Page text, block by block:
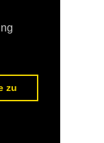
zu